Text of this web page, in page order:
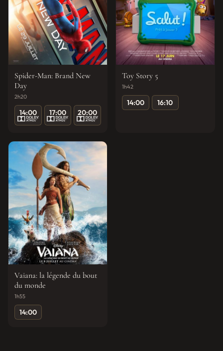
Spider-Man: Brand New
Day
2h20
14:00 17:00 20:00
Toy Story 5
1h42
14:00 16:10
Vaiana: la légende du bout
du monde
1h55
14:00